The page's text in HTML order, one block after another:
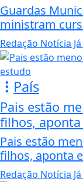
Guardas
ministram
Redação Notícia Já
País
Pais estão
filhos,
Pais estão
filhos, aponta
Redação Notícia Já